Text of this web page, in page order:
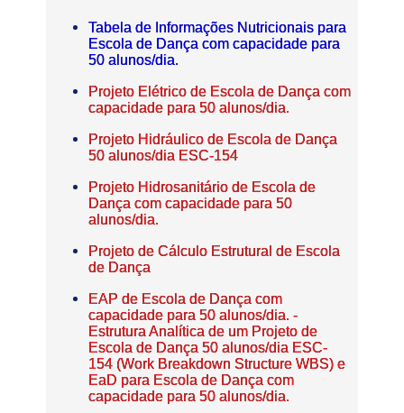
Tabela de Informações Nutricionais para
Escola de Dança com capacidade para
50 alunos/dia.
Projeto Elétrico de Escola de Dança com
capacidade para 50 alunos/dia.
Projeto Hidráulico de Escola de Dança
50 alunos/dia ESC-154
Projeto Hidrosanitário de Escola de
Dança com capacidade para 50
alunos/dia.
Projeto de Cálculo Estrutural de Escola
de Dança
EAP de Escola de Dança com
capacidade para 50 alunos/dia. -
Estrutura Analítica de um Projeto de
Escola de Dança 50 alunos/dia ESC-
154 (Work Breakdown Structure WBS) e
EaD para Escola de Dança com
capacidade para 50 alunos/dia.